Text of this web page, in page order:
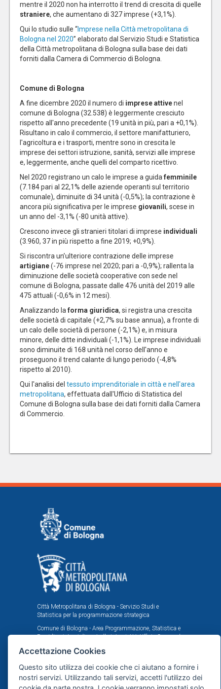
mentre il 2020 non ha interrotto il trend di crescita di quelle
straniere, che aumentano di 327 imprese (+3,1%).
Qui lo studio sulle “Imprese nella Città metropolitana di
Bologna nel 2020” elaborato dal Servizio Studi e Statistica
della Città metropolitana di Bologna sulla base dei dati
forniti dalla Camera di Commercio di Bologna.
Comune di Bologna
A fine dicembre 2020 il numero di imprese attivenel
comune di Bologna (32.538) è leggermente cresciuto
rispetto all'anno precedente (19 unità in più, pari a +0,1%).
Risultano in calo il commercio, il settore manifatturiero,
l'agricoltura e i trasporti, mentre sono in crescita le
imprese dei settori istruzione, sanità, servizi alle imprese
e, leggermente, anche quelli del comparto ricettivo.
Nel 2020 registrano un calo le imprese a guida femminile
(7.184 pari al 22,1% delle aziende operanti sul territorio
comunale), diminuite di 34 unità (-0,5%); la contrazione è
ancora più significativa per le imprese giovanili, scese in
un anno del -3,1% (-80 unità attive).
Crescono invece gli stranieri titolari di imprese individuali
(3.960, 37 in più rispetto a fine 2019; +0,9%).
Si riscontra un’ulteriore contrazione delle imprese
artigiane(-76 imprese nel 2020; pari a -0,9%); rallenta la
diminuzione delle società cooperative con sede nel
comune di Bologna, passate dalle 476 unità del 2019 alle
475 attuali (-0,6% in 12 mesi).
Analizzando la forma giuridica, si registra una crescita
delle società di capitale (+2,7% su base annua), a fronte di
un calo delle società di persone (-2,1%) e, in misura
minore, delle ditte individuali (-1,1%). Le imprese individuali
sono diminuite di 168 unità nel corso dell'anno e
proseguono il trend calante di lungo periodo (-4,8%
rispetto al 2010).
Qui l'analisi del tessuto imprenditoriale in città e nell'area
metropolitana, effettuata dall'Ufficio di Statistica del
Comune di Bologna sulla base dei dati forniti dalla Camera
di Commercio.
Città Metropolitana di Bologna - Servizio Studi e
Statistica per la programmazione strategica
Comune di Bologna - Area Programmazione, Statistica e
Presidio sistemi di controllo interni, U.I. Ufficio Comunale
nell'ambito dell'accordo istituzionale fra Città
Metropolitana e Comune di Bologna in tema di statistica
e ricerche demografiche, sociali ed economiche.
Accettazione Cookies
Questo sito utilizza dei cookie che ci aiutano a fornire i
nostri servizi. Utilizzando tali servizi, accetti l'utilizzo dei